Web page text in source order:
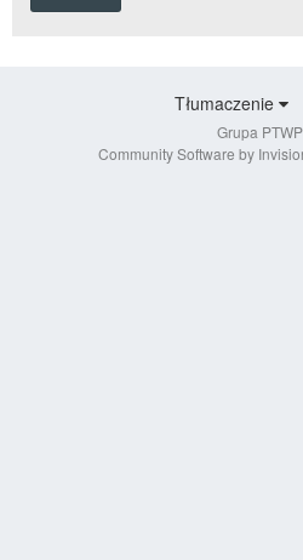
Tłumaczenie
Grupa
Community Software by